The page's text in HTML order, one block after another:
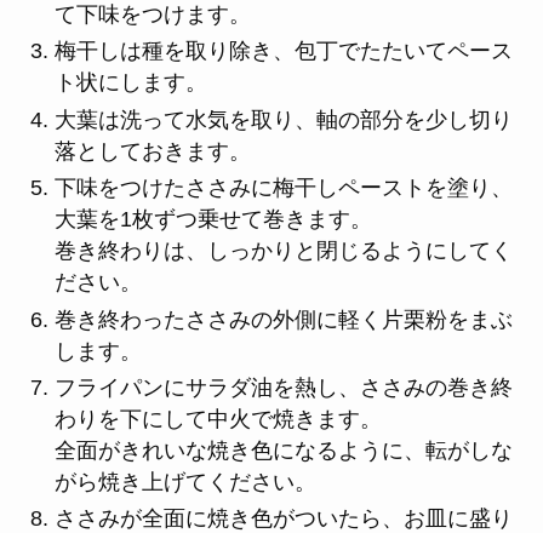
て下味をつけます。
梅干しは種を取り除き、包丁でたたいてペース
ト状にします。
大葉は洗って水気を取り、軸の部分を少し切り
落としておきます。
下味をつけたささみに梅干しペーストを塗り、
大葉を1枚ずつ乗せて巻きます。
巻き終わりは、しっかりと閉じるようにしてく
ださい。
巻き終わったささみの外側に軽く片栗粉をまぶ
します。
フライパンにサラダ油を熱し、ささみの巻き終
わりを下にして中火で焼きます。
全面がきれいな焼き色になるように、転がしな
がら焼き上げてください。
ささみが全面に焼き色がついたら、お皿に盛り